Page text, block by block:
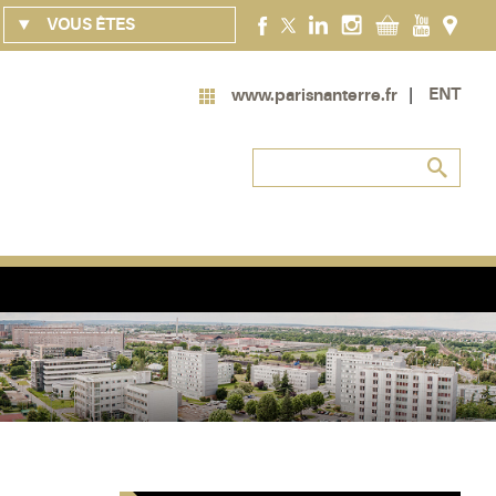
VOUS ÊTES
www.parisnanterre.fr ENT